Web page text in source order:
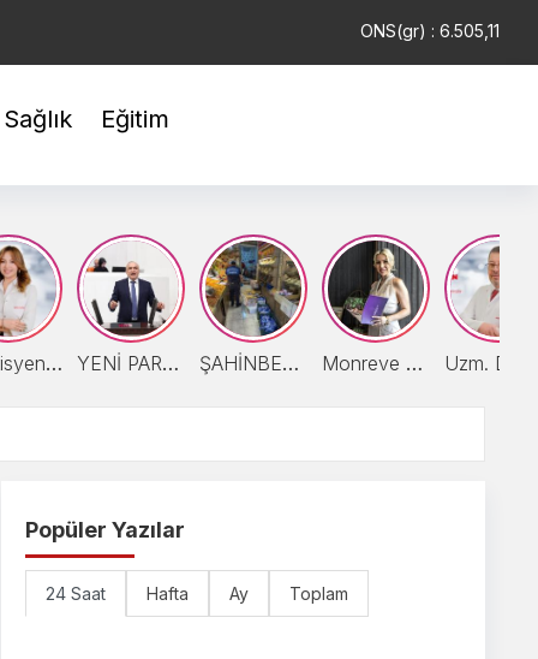
TAM : 41.696,03
Sağlık Eğitim
Diyetisyen Zişan Sobacı: “Yaz Meyvelerini Tüketirken Porsiyon Kontrolüne Dikkat” YENİ PARTİLİ MERİÇ’TEN CEZAEVLERİNDEKİ KÖTÜ KOŞULLAR İÇİN SORU ÖNERGESİ ŞAHİNBEY ZABITA EKİPLERİ VATANDAŞIN SAĞLIĞI İLE OYNAYAN İŞYERİNİ MÜHÜRLEDİ Monreve Group Yönetim Kurulu Başkanı Merve Arkas: "İyi Liderliğin Cinsiyeti Yok, Başarının Temeli Değer Üretmek"
Popüler Yazılar
24 Saat Hafta Ay Toplam